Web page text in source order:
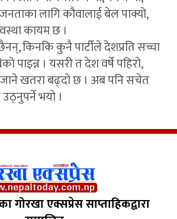
लागि कौवालाई बेल पाक्यो,
कायम छ ।
किनकि कुनै पार्टीले देशप्रति सच्चा
पाइन्न । यसरी त देश वर्षे पहिरो,
खतरा बढ्दो छ । अब पनि सचेत
भयो ।
गोरखा एक्सप्रेस साप्ताहिकद्वारा